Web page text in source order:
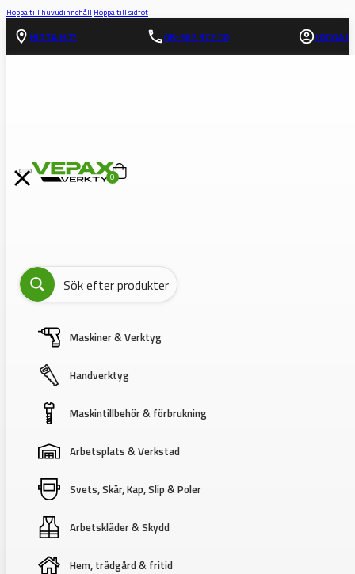
Hoppa till huvudinnehåll Hoppa till sidfot
HITTA HIT! 08-562 372 00 LOGGA IN
0
Maskiner & Verktyg
Handverktyg
Maskintillbehör & förbrukning
Arbetsplats & Verkstad
Svets, Skär, Kap, Slip & Poler
Arbetskläder & Skydd
Hem, trädgård & fritid